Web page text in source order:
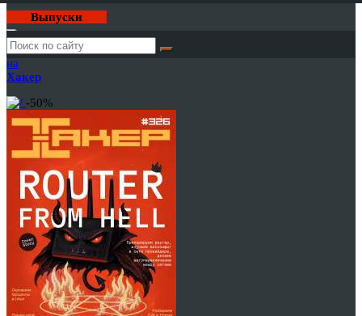
Выпуски
Годовая
подписка
на
Хакер
-50%